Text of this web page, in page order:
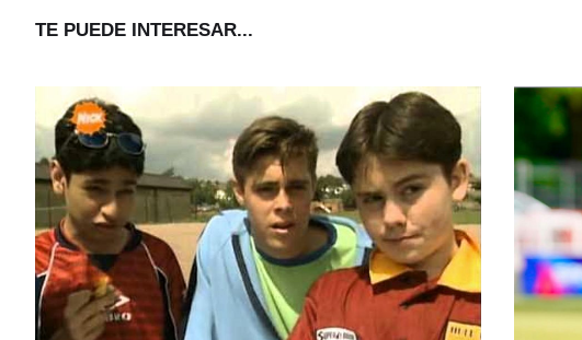
TE PUEDE INTERESAR...